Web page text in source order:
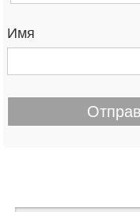
Имя